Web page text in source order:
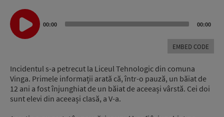
Audio
Player
00:00 00:00
EMBED CODE
Incidentul s-a petrecut la Liceul Tehnologic din comuna
Vinga. Primele informații arată că, într-o pauză, un băiat de
12 ani a fost înjunghiat de un băiat de aceeași vârstă. Cei doi
sunt elevi din aceeași clasă, a V-a.